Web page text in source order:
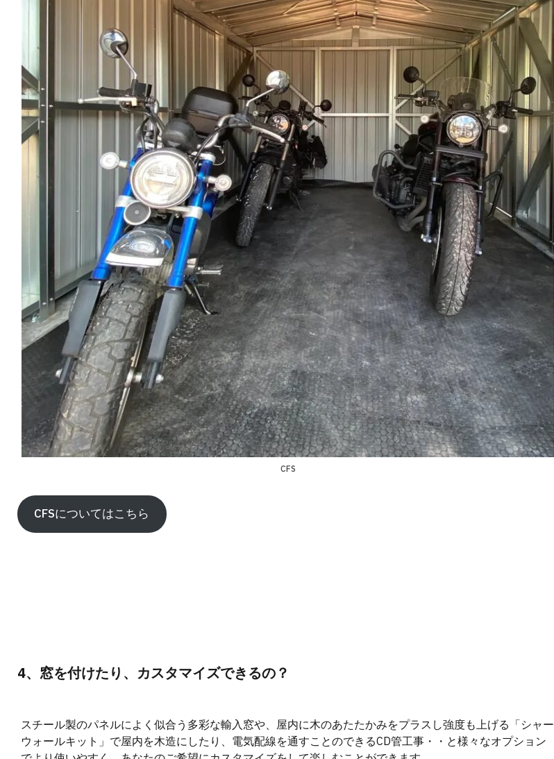
CFS
CFSについてはこちら
4、窓を付けたり、カスタマイズできるの？
スチール製のパネルによく似合う多彩な輸入窓や、屋内に木のあたたかみをプラスし強度も上げる「シャー
ウォールキット」で屋内を木造にしたり、電気配線を通すことのできるCD管工事・・と様々なオプション